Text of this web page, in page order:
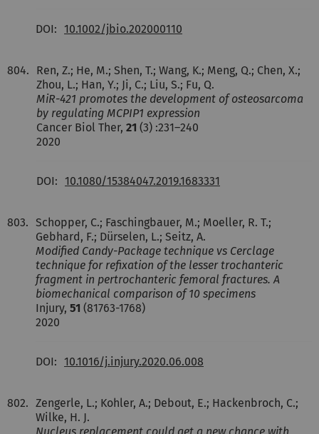
DOI: 10.1002/jbio.202000110
804.
Ren, Z.; He, M.; Shen, T.; Wang, K.; Meng, Q.; Chen, X.;
Zhou, L.; Han, Y.; Ji, C.; Liu, S.; Fu, Q.
MiR-421 promotes the development of osteosarcoma
by regulating MCPIP1 expression
Cancer Biol Ther, 21 (3) :231–240
2020
DOI: 10.1080/15384047.2019.1683331
803. Schopper, C.; Faschingbauer, M.; Moeller, R. T.;
Gebhard, F.; Dürselen, L.; Seitz, A.
Modified Candy-Package technique vs Cerclage
technique for refixation of the lesser trochanteric
fragment in pertrochanteric femoral fractures. A
biomechanical comparison of 10 specimens
Injury, 51 (81763-1768)
2020
DOI: 10.1016/j.injury.2020.06.008
802. Zengerle, L.; Kohler, A.; Debout, E.; Hackenbroch, C.;
Wilke, H. J.